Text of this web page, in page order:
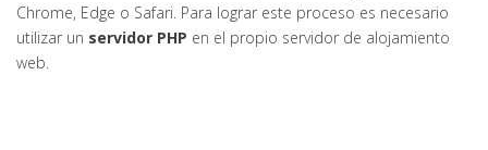
Chrome, Edge o Safari. Para lograr este proceso es necesario
utilizar un servidor PHP en el propio servidor de alojamiento
web.